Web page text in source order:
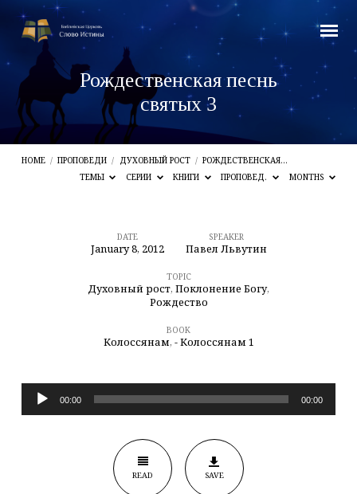
Рождественская песнь
святых 3
HOME / ПРОПОВЕДИ / ДУХОВНЫЙ РОСТ / РОЖДЕСТВЕНСКАЯ…
ТЕМЫ
СЕРИИ КНИГИ ПРОПОВЕД. MONTHS
Рождественская
DATE
January 8, 2012
SPEAKER
Павел Львутин
TOPIC
Духовный рост, Поклонение Богу,
Рождество
BOOK
Колоссянам, - Колоссянам 1
Audio
Player
00:00 00:00
READ SAVE